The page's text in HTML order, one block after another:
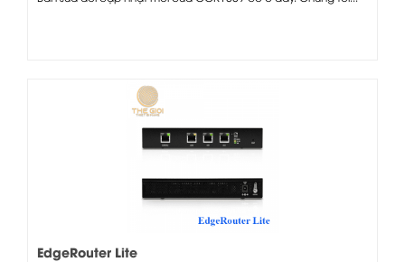
EdgeRouter Lite